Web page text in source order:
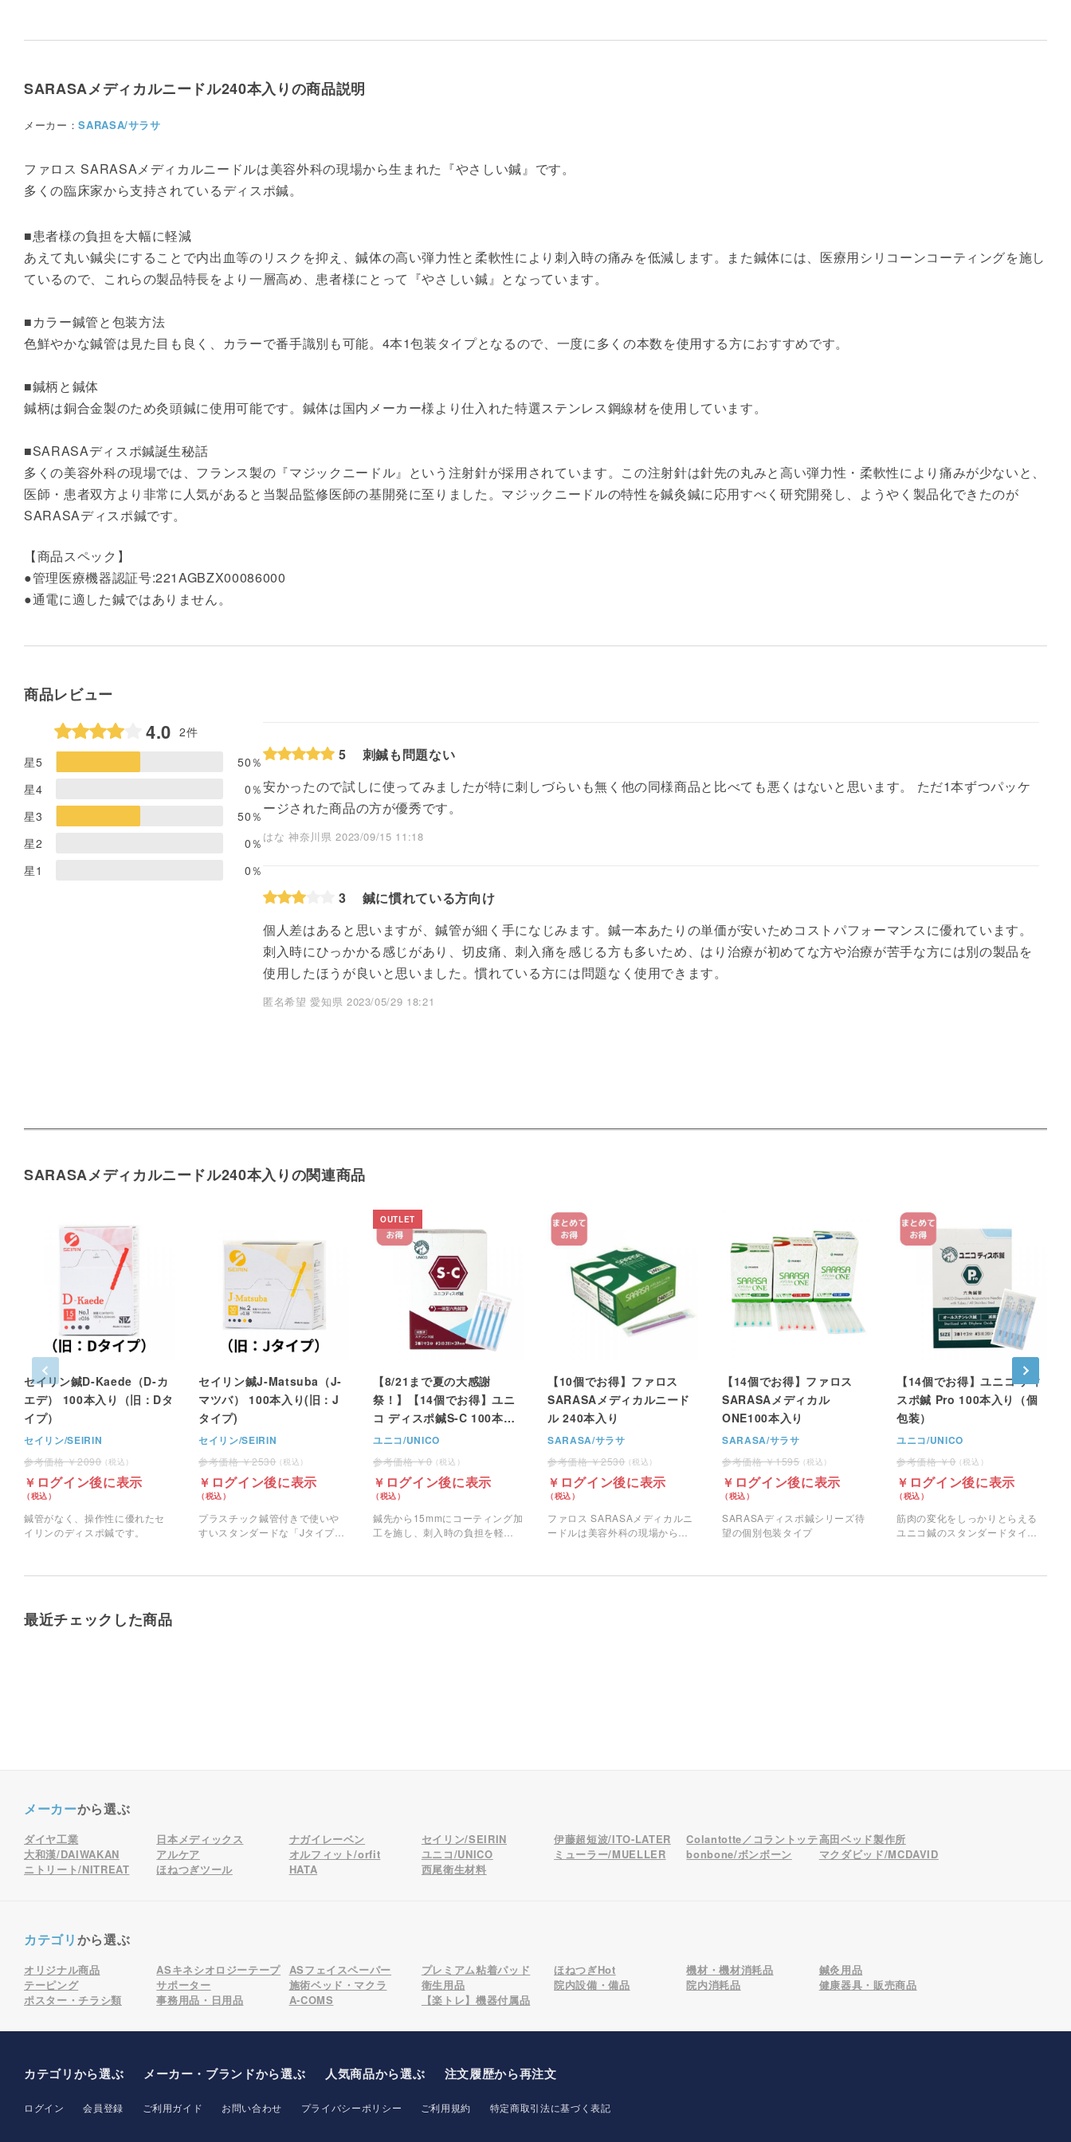
SARASAメディカルニードル240本入りの商品説明
メーカー：SARASA/サラサ
ファロス SARASAメディカルニードルは美容外科の現場から生まれた『やさしい鍼』です。
多くの臨床家から支持されているディスポ鍼。
■患者様の負担を大幅に軽減
あえて丸い鍼尖にすることで内出血等のリスクを抑え、鍼体の高い弾力性と柔軟性により刺入時の痛みを低減します。また鍼体には、医療用シリコーンコーティングを施し
ているので、これらの製品特長をより一層高め、患者様にとって『やさしい鍼』となっています。
■カラー鍼管と包装方法
色鮮やかな鍼管は見た目も良く、カラーで番手識別も可能。4本1包装タイプとなるので、一度に多くの本数を使用する方におすすめです。
■鍼柄と鍼体
鍼柄は銅合金製のため灸頭鍼に使用可能です。鍼体は国内メーカー様より仕入れた特選ステンレス鋼線材を使用しています。
■SARASAディスポ鍼誕生秘話
多くの美容外科の現場では、フランス製の『マジックニードル』という注射針が採用されています。この注射針は針先の丸みと高い弾力性・柔軟性により痛みが少ないと、
医師・患者双方より非常に人気があると当製品監修医師の基開発に至りました。マジックニードルの特性を鍼灸鍼に応用すべく研究開発し、ようやく製品化できたのが
SARASAディスポ鍼です。
【商品スペック】
●管理医療機器認証号:221AGBZX00086000
●通電に適した鍼ではありません。
商品レビュー
4.0 2件
星5
50％
星4
0％
星3
50％
星2
0％
星1
0％
5
刺鍼も問題ない
安かったので試しに使ってみましたが特に刺しづらいも無く他の同様商品と比べても悪くはないと思います。 ただ1本ずつパッケ
ージされた商品の方が優秀です。
はな 神奈川県 2023/09/15 11:18
3
鍼に慣れている方向け
個人差はあると思いますが、鍼管が細く手になじみます。鍼一本あたりの単価が安いためコストパフォーマンスに優れています。
刺入時にひっかかる感じがあり、切皮痛、刺入痛を感じる方も多いため、はり治療が初めてな方や治療が苦手な方には別の製品を
使用したほうが良いと思いました。慣れている方には問題なく使用できます。
匿名希望 愛知県 2023/05/29 18:21
SARASAメディカルニードル240本入りの関連商品
セイリン鍼D-Kaede（D-カ
エデ） 100本入り（旧：Dタ
イプ）
セイリン/SEIRIN
2090
ログイン後に表示
鍼管がなく、操作性に優れたセ
イリンのディスポ鍼です。
セイリン鍼J-Matsuba（J-
マツバ） 100本入り(旧：J
タイプ)
セイリン/SEIRIN
2530
ログイン後に表示
プラスチック鍼管付きで使いや
すいスタンダードな「Jタイプ」
【8/21まで夏の大感謝
祭！】【14個でお得】ユニ
コ ディスポ鍼S-C 100本入
り（個包装）
ユニコ/UNICO
0
ログイン後に表示
鍼先から15mmにコーティング加
工を施し、刺入時の負担を軽減
【10個でお得】ファロス
SARASAメディカルニード
ル 240本入り
SARASA/サラサ
2530
ログイン後に表示
ファロス SARASAメディカルニ
ードルは美容外科の現場から生
【14個でお得】ファロス
SARASAメディカル
ONE100本入り
SARASA/サラサ
1595
ログイン後に表示
SARASAディスポ鍼シリーズ待
望の個別包装タイプ
【14個でお得】ユニコ ディ
スポ鍼 Pro 100本入り（個
包装）
ユニコ/UNICO
0
ログイン後に表示
筋肉の変化をしっかりとらえる
ユニコ鍼のスタンダードタイプ
最近チェックした商品
メーカーから選ぶ
ダイヤ工業 日本メディックス ナガイレーベン セイリン/SEIRIN 伊藤超短波/ITO-LATER Colantotte／コラントッテ高田ベッド製作所
大和漢/DAIWAKAN
アルケア オルフィット/orfit ユニコ/UNICO ミューラー/MUELLER bonbone/ボンボーン
マクダビッド/MCDAVID
ニトリート/NITREAT
ほねつぎツール HATA 西尾衛生材料
カテゴリから選ぶ
オリジナル商品 ASキネシオロジーテープ ASフェイスペーパー プレミアム粘着パッド ほねつぎHot 機材・機材消耗品
鍼灸用品
テーピング
サポーター 施術ベッド・マクラ 衛生用品 院内設備・備品 院内消耗品
健康器具・販売商品
ポスター・チラシ類
事務用品・日用品 A-COMS 【楽トレ】機器付属品
カテゴリから選ぶ メーカー ・ブランドから選ぶ 人気商品から選ぶ 注文履歴から再注文
ログイン 会員登録 ご利用ガイド お問い合わせ プライバシーポリシー ご利用規約 特定商取引法に基づく表記